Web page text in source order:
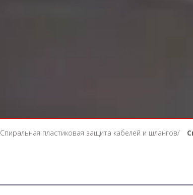
Спиральная пластиковая защита кабелей и шлангов/